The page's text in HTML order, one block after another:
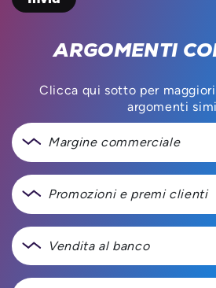
ARGOMENTI
Clicca qui sotto per
argomenti
Margine commerciale
Promozioni e premi clienti
Vendita al banco